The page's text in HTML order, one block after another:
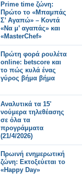
Prime time ζώνη:
Πρώτο το «Μπαμπάς
Σ’ Αγαπώ» – Κοντά
«Να μ’ αγαπάς» και
«MasterChef»
Πρώτη φορά ρουλέτα
online: betscore και
το πώς κυλά ένας
γύρος βήμα βήμα
Αναλυτικά τα 15'
νούμερα τηλεθέασης
σε όλα τα
προγράμματα
(21/4/2026)
Πρωινή ενημερωτική
ζώνη: Εκτοξεύεται το
«Happy Day»